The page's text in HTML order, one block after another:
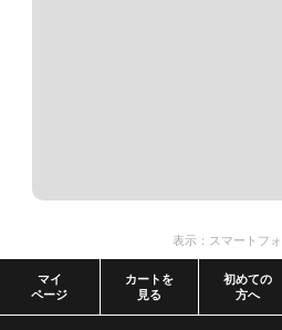
マイ
ページ
カートを
見る
初めての
方へ
表示：スマートフォ